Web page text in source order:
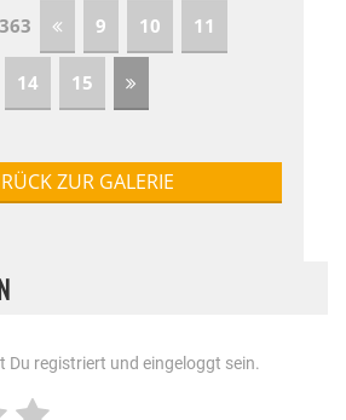
9 10 11
14 15
ZUR GALERIE
Du registriert und eingeloggt sein.